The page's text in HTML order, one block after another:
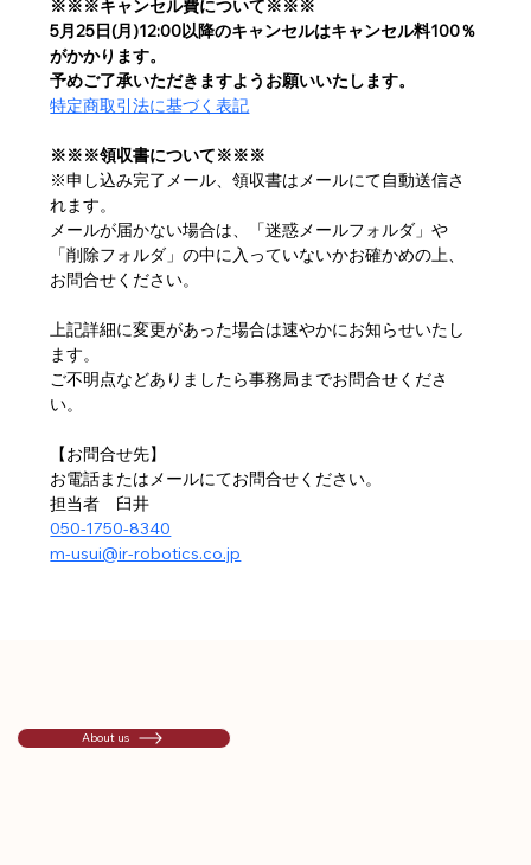
※※※キャンセル費について※※※
5月25日(月)12:00以降のキャンセルはキャンセル料100％
がかかります。
予めご了承いただきますようお願いいたします。
特定商取引法に基づく表記
※※※領収書について※※※
※申し込み完了メール、領収書はメールにて自動送信さ
れます。
メールが届かない場合は、「迷惑メールフォルダ」や
「削除フォルダ」の中に入っていないかお確かめの上、
お問合せください。
上記詳細に変更があった場合は速やかにお知らせいたし
ます。
ご不明点などありましたら事務局までお問合せくださ
い。
【お問合せ先】
お電話またはメールにてお問合せください。
担当者　臼井
050-1750-8340
m-usui@ir-robotics.co.jp
About us